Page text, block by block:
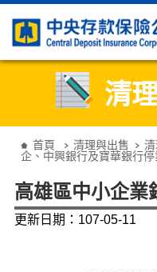
清
首頁 清理與出售
企、中興銀行及寶華銀行停
高雄區中小企業
更新日期：107-05-11